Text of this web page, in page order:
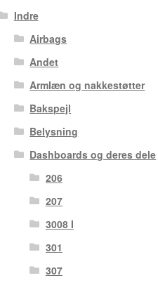
Indre
Airbags
Andet
Armlæn og nakkestøtter
Bakspejl
Belysning
Dashboards og deres dele
206
207
3008 I
301
307